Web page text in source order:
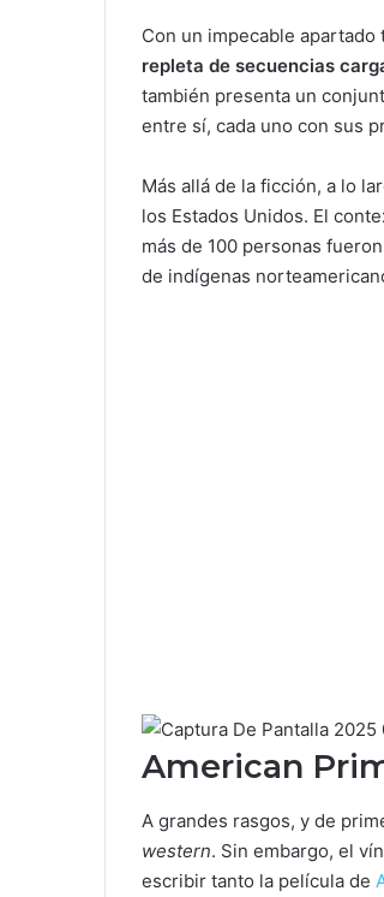
Con un impecable
repleta de secuencias
también presenta un
entre sí, cada uno con sus
Más allá de la ficción, a lo
los Estados Unidos. El
más de 100 personas
de indígenas
American
A grandes rasgos, y de
western. Sin embargo, el
escribir tanto la película de